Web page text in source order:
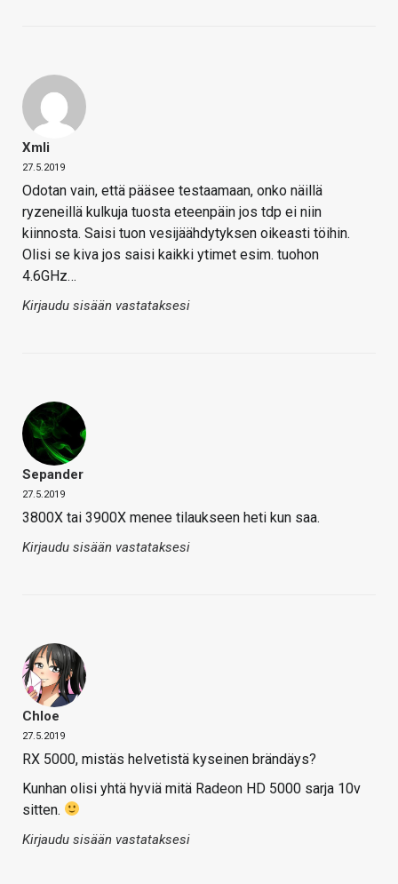
Xmli
27.5.2019
Odotan vain, että pääsee testaamaan, onko näillä
ryzeneillä kulkuja tuosta eteenpäin jos tdp ei niin
kiinnosta. Saisi tuon vesijäähdytyksen oikeasti töihin.
Olisi se kiva jos saisi kaikki ytimet esim. tuohon
4.6GHz…
Kirjaudu sisään vastataksesi
Sepander
27.5.2019
3800X tai 3900X menee tilaukseen heti kun saa.
Kirjaudu sisään vastataksesi
Chloe
27.5.2019
RX 5000, mistäs helvetistä kyseinen brändäys?
Kunhan olisi yhtä hyviä mitä Radeon HD 5000 sarja 10v
sitten.
Kirjaudu sisään vastataksesi